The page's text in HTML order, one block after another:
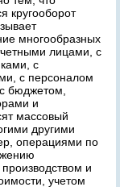
кругооборот
многообразных
лицами, с
с
с персоналом
бюджетом,
и
массовый
другими
операциями по
и
учетом